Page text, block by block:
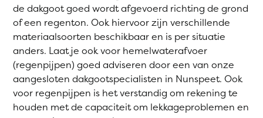
de dakgoot goed wordt afgevoerd richting de grond
of een regenton. Ook hiervoor zijn verschillende
materiaalsoorten beschikbaar en is per situatie
anders. Laat je ook voor hemelwaterafvoer
(regenpijpen) goed adviseren door een van onze
aangesloten dakgootspecialisten in Nunspeet. Ook
voor regenpijpen is het verstandig om rekening te
houden met de capaciteit om lekkageproblemen en